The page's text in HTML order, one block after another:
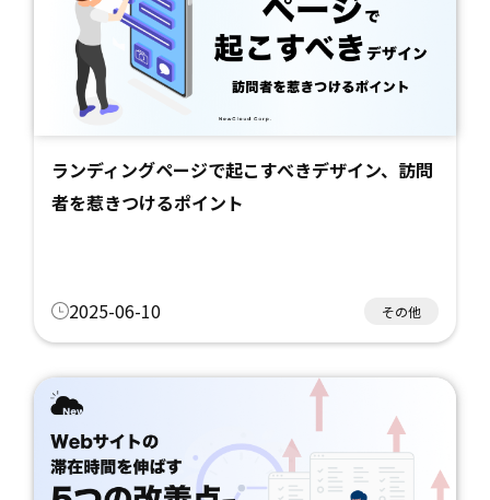
ランディングページで起こすべきデザイン、訪問
者を惹きつけるポイント
2025-06-10 その他